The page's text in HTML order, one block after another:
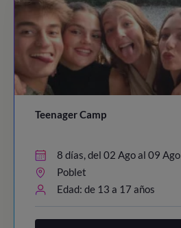
Teenager Camp
8 días, del 02 Ago al 09 Ago
Poblet
Edad: de 13 a 17 años